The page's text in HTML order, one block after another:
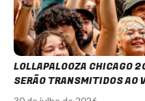
LOLLAPALOOZA CHICAGO
SERÃO TRANSMITIDOS AO